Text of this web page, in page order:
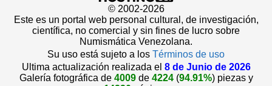
© 2002-2026
Este es un portal web personal cultural, de investigación,
científica, no comercial y sin fines de lucro sobre
Numismática Venezolana.
Su uso está sujeto a los Términos de uso
Ultima actualización realizada el 8 de Junio de 2026
Galería fotográfica de 4009de 4224(94.91%) piezas y